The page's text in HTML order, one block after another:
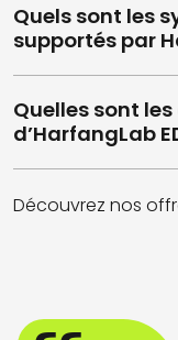
Quels sont les
supportés par
Quelles sont
d’HarfangLab
Découvrez nos